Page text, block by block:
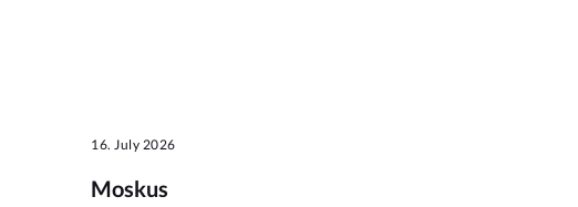
16. July 2026
Moskus